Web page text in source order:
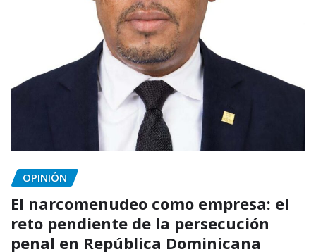
OPINIÓN
El narcomenudeo como empresa: el
reto pendiente de la persecución
penal en República Dominicana